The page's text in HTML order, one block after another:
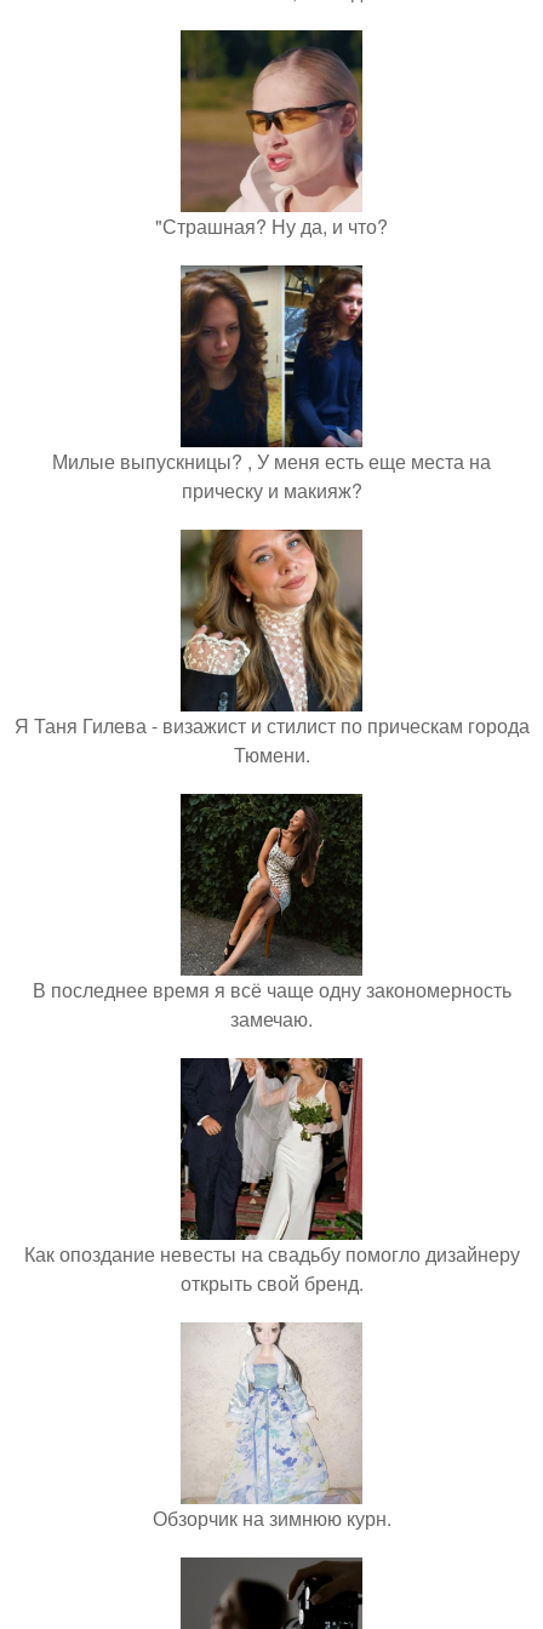
"Страшная? Ну да, и что?
Милые выпускницы? , У меня есть еще места на
прическу и макияж?
Я Таня Гилева - визажист и стилист по прическам города
Тюмени.
В последнее время я всё чаще одну закономерность
замечаю.
Как опоздание невесты на свадьбу помогло дизайнеру
открыть свой бренд.
Обзорчик на зимнюю курн.